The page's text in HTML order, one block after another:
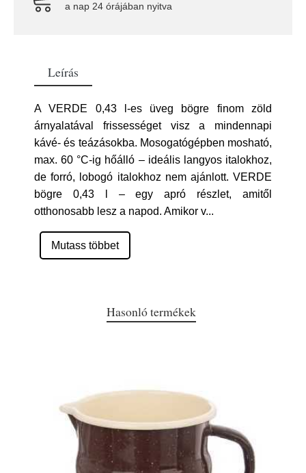
a nap 24 órájában nyitva
Leírás
A VERDE 0,43 l-es üveg bögre finom zöld
árnyalatával frissességet visz a mindennapi
kávé- és teázásokba. Mosogatógépben mosható,
max. 60 °C-ig hőálló – ideális langyos italokhoz,
de forró, lobogó italokhoz nem ajánlott. VERDE
bögre 0,43 l – egy apró részlet, amitől
otthonosabb lesz a napod. Amikor v...
Mutass többet
Hasonló termékek